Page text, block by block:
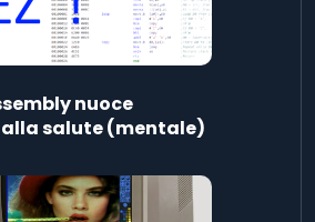
nuoce
salute (mentale)